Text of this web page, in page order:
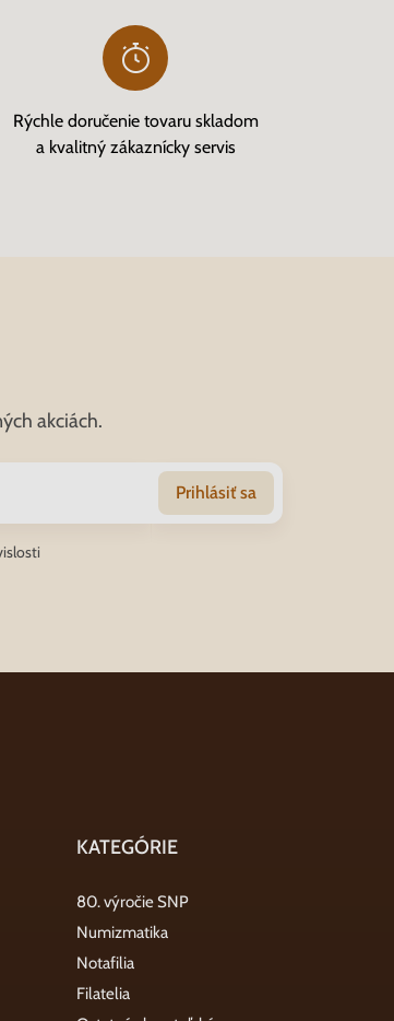
Rýchle doručenie tovaru skladom
a kvalitný zákaznícky servis
akciách.
Prihlásiť sa
KATEGÓRIE
80. výročie SNP
Numizmatika
Notafilia
Filatelia